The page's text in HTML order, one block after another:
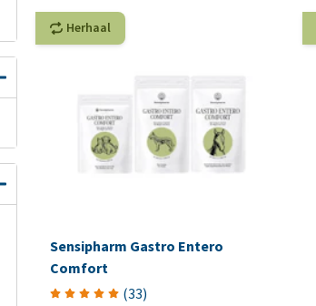
Herhaal
Sensipharm Gastro Entero
Comfort
(33)